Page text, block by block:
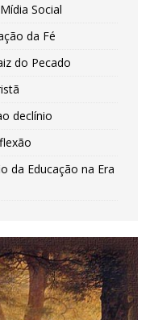
Social
da Fé
do Pecado
declínio
da Educação na Era